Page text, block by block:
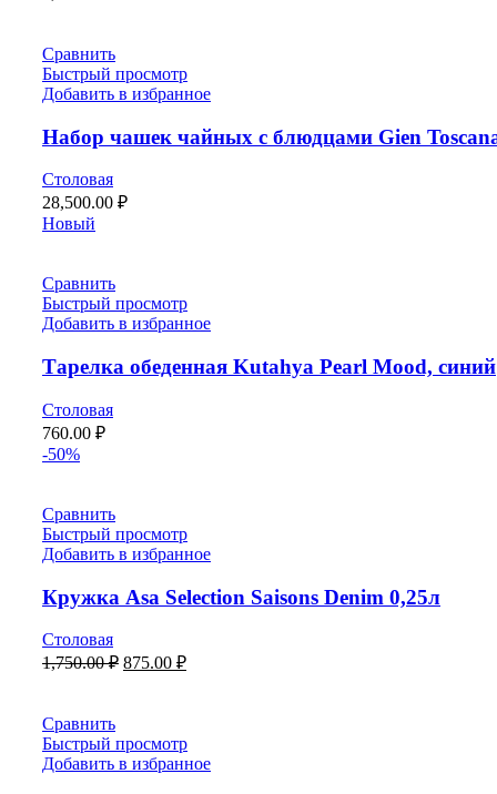
Сравнить
Быстрый просмотр
Добавить в избранное
Набор чашек чайных с блюдцами Gien
Столовая
28,500.00 ₽
Новый
Сравнить
Быстрый просмотр
Добавить в избранное
Тарелка обеденная Kutahya Pearl Mood, синий
Столовая
760.00 ₽
-50%
Сравнить
Быстрый просмотр
Добавить в избранное
Кружка Asa Selection Saisons Denim 0,25л
Столовая
1,750.00₽ 875.00 ₽
Сравнить
Быстрый просмотр
Добавить в избранное